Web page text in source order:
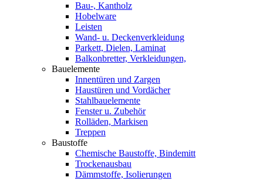
Bau-, Kantholz
Hobelware
Leisten
Wand- u. Deckenverkleidung
Parkett, Dielen, Laminat
Balkonbretter, Verkleidungen,
Bauelemente
Innentüren und Zargen
Haustüren und Vordächer
Stahlbauelemente
Fenster u. Zubehör
Rolläden, Markisen
Treppen
Baustoffe
Chemische Baustoffe, Bindemitt
Trockenausbau
Dämmstoffe, Isolierungen